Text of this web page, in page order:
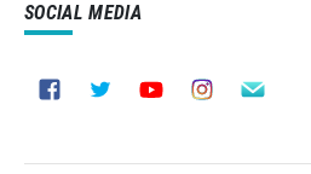
SOCIAL MEDIA